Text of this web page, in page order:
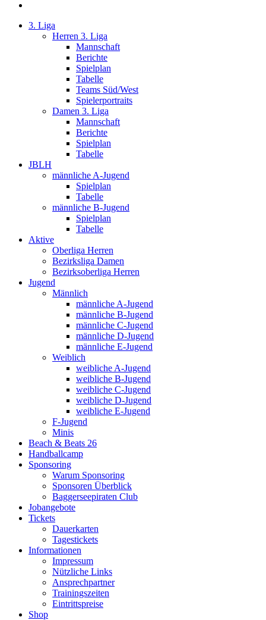
3. Liga
Herren 3. Liga
Mannschaft
Berichte
Spielplan
Tabelle
Teams Süd/West
Spielerportraits
Damen 3. Liga
Mannschaft
Berichte
Spielplan
Tabelle
JBLH
männliche A-Jugend
Spielplan
Tabelle
männliche B-Jugend
Spielplan
Tabelle
Aktive
Oberliga Herren
Bezirksliga Damen
Bezirksoberliga Herren
Jugend
Männlich
männliche A-Jugend
männliche B-Jugend
männliche C-Jugend
männliche D-Jugend
männliche E-Jugend
Weiblich
weibliche A-Jugend
weibliche B-Jugend
weibliche C-Jugend
weibliche D-Jugend
weibliche E-Jugend
F-Jugend
Minis
Beach & Beats 26
Handballcamp
Sponsoring
Warum Sponsoring
Sponsoren Überblick
Baggerseepiraten Club
Jobangebote
Tickets
Dauerkarten
Tagestickets
Informationen
Impressum
Nützliche Links
Ansprechpartner
Trainingszeiten
Eintrittspreise
Shop